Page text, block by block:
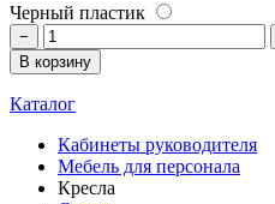
Черный пластик
−
В корзину
Каталог
Кабинеты руководителя
Мебель для персонала
Кресла